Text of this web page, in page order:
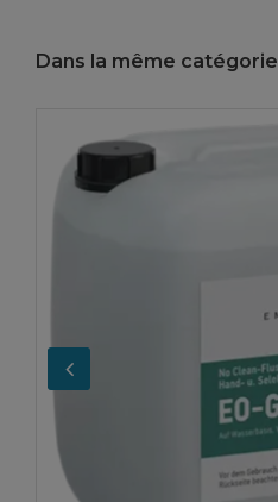
Dans la même catégorie